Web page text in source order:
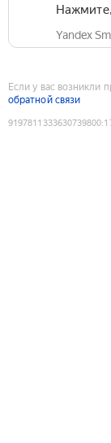
Yandex
Если у вас возникли
обратной связи
9197811333630739800: